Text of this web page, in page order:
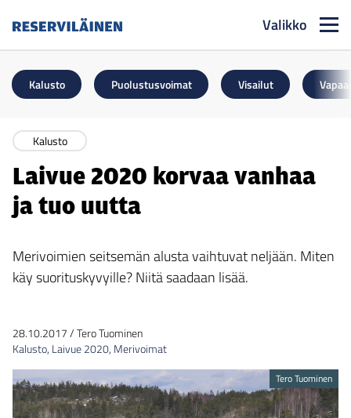
Valikko
Kalusto Puolustusvoimat Visailut
Kalusto
Laivue 2020 korvaa vanhaa
ja tuo uutta
Merivoimien seitsemän alusta vaihtuvat neljään. Miten
käy suorituskyvyille? Niitä saadaan lisää.
28.10.2017/Tero Tuominen
Kalusto, Laivue 2020, Merivoimat
Tero Tuominen